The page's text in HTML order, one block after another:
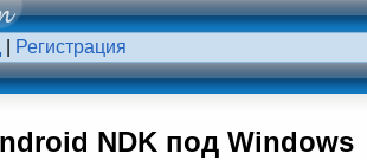
Регистрация
NDK под Windows